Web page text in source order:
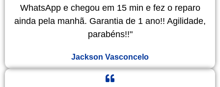
WhatsApp e chegou em 15 min e fez o reparo
ainda pela manhã. Garantia de 1 ano!! Agilidade,
parabéns!!"
Jackson Vasconcelo